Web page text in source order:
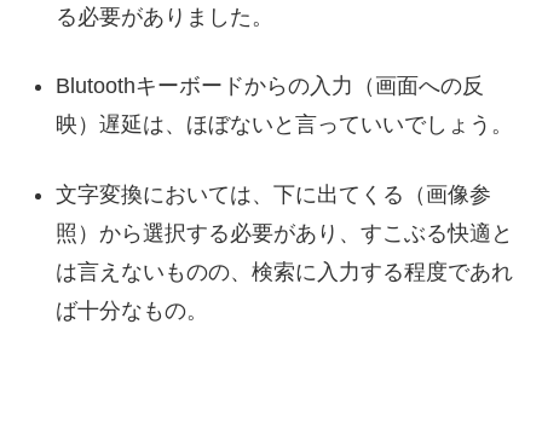
る必要がありました。
Blutoothキーボードからの入力（画面への反
映）遅延は、ほぼないと言っていいでしょう。
文字変換においては、下に出てくる（画像参
照）から選択する必要があり、すこぶる快適と
は言えないものの、検索に入力する程度であれ
ば十分なもの。